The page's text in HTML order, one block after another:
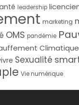
leadership
marketing
OMS pandémie
Climatique
Sexualité
Vie numérique